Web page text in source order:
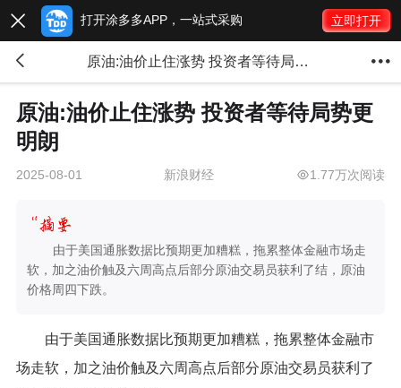
 打开涂多多APP，一站式采购 立即打开
 原油:油价止住涨势 投资者等待局势更明朗 
原油:油价止住涨势 投资者等待局势更
明朗
2025-08-01 新浪财经 1.77万次阅读
由于美国通胀数据比预期更加糟糕，拖累整体金融市场走
软，加之油价触及六周高点后部分原油交易员获利了结，原油
价格周四下跌。
由于美国通胀数据比预期更加糟糕，拖累整体金融市
场走软，加之油价触及六周高点后部分原油交易员获利了